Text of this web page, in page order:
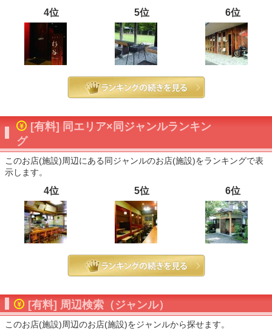
4位 5位 6位
[有料] 同エリア×同ジャンルランキン
グ
このお店(施設)周辺にある同ジャンルのお店(施設)をランキングで表
示します。
4位 5位 6位
[有料] 周辺検索（ジャンル）
このお店(施設)周辺のお店(施設)をジャンルから探せます。